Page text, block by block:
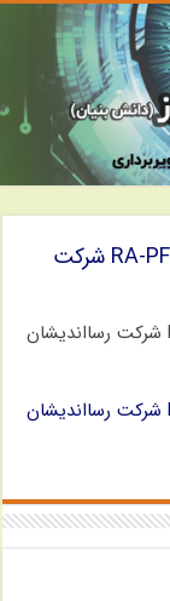
کاتالوگ دستگاه فتوفینیش مدل RA-PFS-3000 شرکت
کاتالوگ دستگاه فتوفینیش مدل RA-PFS-3000 شرکت رسااندیشان
کاتالوگ دستگاه فتوفینیش مدل RA-PFS-3000 شرکت رسااندیشان